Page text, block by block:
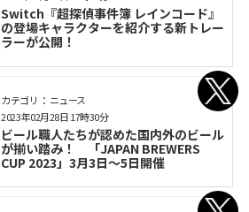
Switch『超探偵事件簿 レインコード』
の登場キャラクターを紹介する新トレー
ラーが公開！
カテゴリ： ニュース
ビール職人たちが認めた国内外のビール
が揃い踏み！ 「JAPAN BREWERS
CUP 2023」3月3日〜5日開催
2023年02月28日 17時30分